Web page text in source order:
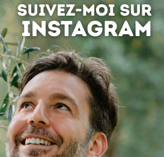
dans la sphère électronique ?
meubles en kit facétieux, la
édifi...
une opération pour la nouvelle
de créatifs Belges ... des